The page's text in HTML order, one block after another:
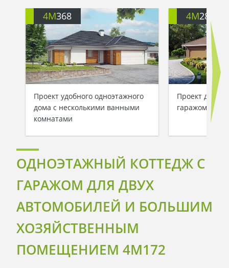
4M368
Проект удобного одноэтажного
дома с несколькими ванными
комнатами
4M288
Проект дома
гаражом для
ОДНОЭТАЖНЫЙ КОТТЕДЖ С
ГАРАЖОМ ДЛЯ ДВУХ
АВТОМОБИЛЕЙ И БОЛЬШИМ
ХОЗЯЙСТВЕННЫМ
ПОМЕЩЕНИЕМ 4M172